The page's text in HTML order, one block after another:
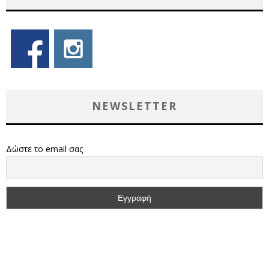
NEWSLETTER
Δώστε το email σας